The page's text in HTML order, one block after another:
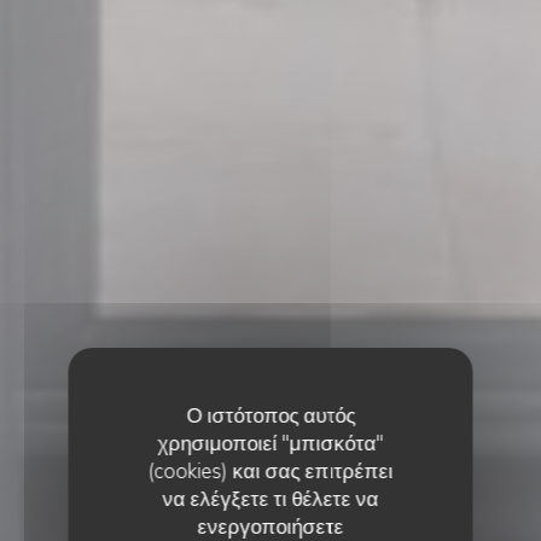
Ο ιστότοπος αυτός
χρησιμοποιεί "μπισκότα"
(cookies) και σας επιτρέπει
να ελέγξετε τι θέλετε να
ενεργοποιήσετε
ΓΑΛΛΙΚΌ ΕΣΤΙΑΤΌΡΙΟ